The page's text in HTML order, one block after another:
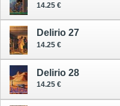
14.25 €
Delirio 27
14.25 €
Delirio 28
14.25 €